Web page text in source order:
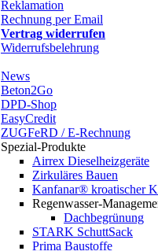
Reklamation
Rechnung per Email
Vertrag widerrufen
Widerrufsbelehrung
News
Beton2Go
DPD-Shop
EasyCredit
ZUGFeRD / E-Rechnung
Spezial-Produkte
Airrex Dieselheizgeräte
Zirkuläres Bauen
Kanfanar® kroatischer
Regenwasser-
Dachbegrünung
STARK SchuttSack
Prima Baustoffe